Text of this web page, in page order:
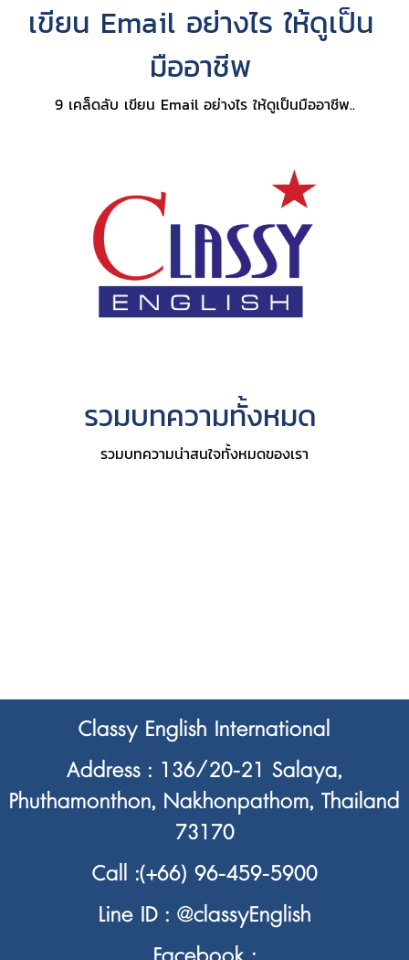
เขียน Email อย่างไร ให้ดูเป็น
มืออาชีพ
9 เคล็ดลับ เขียน Email อย่างไร ให้ดูเป็นมืออาชีพ..
รวมบทความทั้งหมด
รวมบทความน่าสนใจทั้งหมดของเรา
Classy English International
Address : 136/20-21 Salaya,
Phuthamonthon, Nakhonpathom, Thailand
73170
Call :(+66) 96-459-5900
Line ID : @classyEnglish